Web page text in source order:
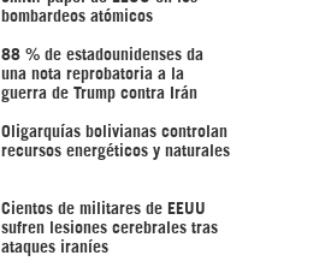
bombardeos atómicos
88 % de estadounidenses da
una nota reprobatoria a la
guerra de Trump contra Irán
Oligarquías bolivianas controlan
recursos energéticos y naturales
Cientos de militares de EEUU
sufren lesiones cerebrales tras
ataques iraníes